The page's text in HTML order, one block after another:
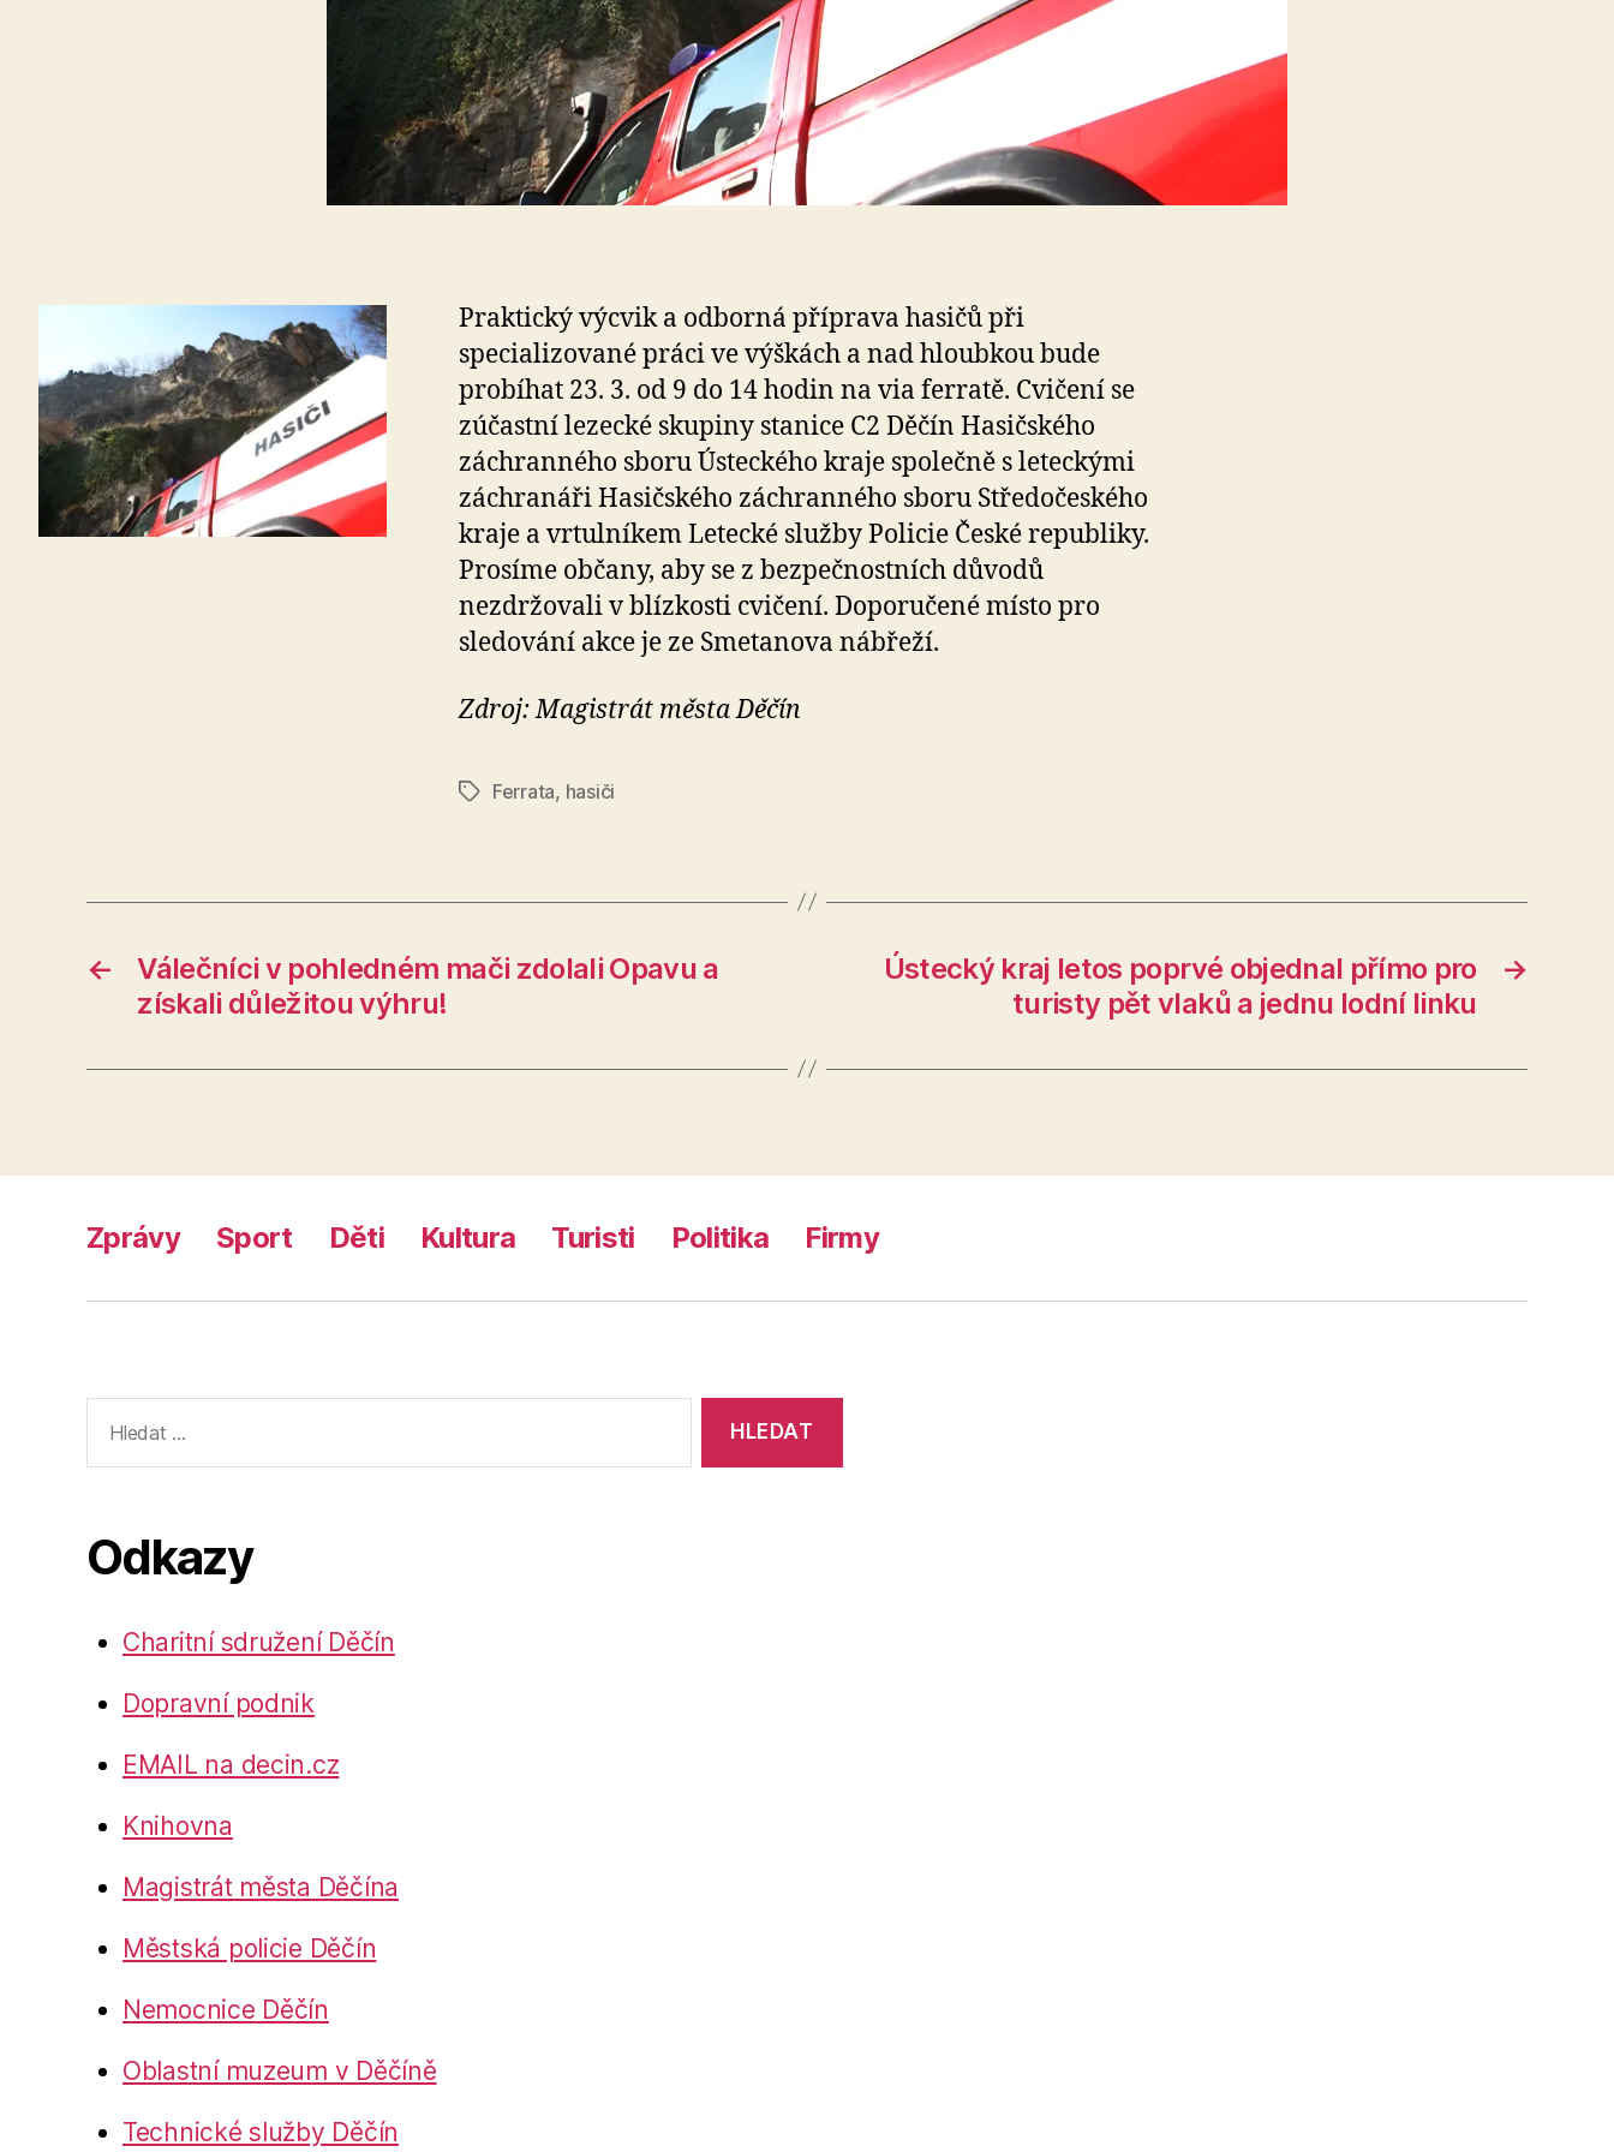
Praktický výcvik a odborná příprava hasičů při
specializované práci ve výškách a nad hloubkou bude
probíhat 23. 3. od 9 do 14 hodin na via ferratě. Cvičení se
zúčastní lezecké skupiny stanice C2 Děčín Hasičského
záchranného sboru Ústeckého kraje společně s leteckými
záchranáři Hasičského záchranného sboru Středočeského
kraje a vrtulníkem Letecké služby Policie České republiky.
Prosíme občany, aby se z bezpečnostních důvodů
nezdržovali v blízkosti cvičení. Doporučené místo pro
sledování akce je ze Smetanova nábřeží.
Zdroj: Magistrát města Děčín
ŠtítkyFerrata, hasiči
←
Válečníci v pohledném mači zdolali Opavu a
získali důležitou výhru!
→
Ústecký kraj letos poprvé objednal přímo pro
turisty pět vlaků a jednu lodní linku
Zprávy Sport Děti Kultura Turisti Politika Firmy
vyhledávání:
Odkazy
Charitní sdružení Děčín
Dopravní podnik
EMAIL na decin.cz
Knihovna
Magistrát města Děčína
Městská policie Děčín
Nemocnice Děčín
Oblastní muzeum v Děčíně
Technické služby Děčín